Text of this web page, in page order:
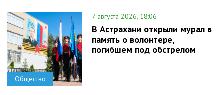
Общество
7 августа 2026, 18:06
В Астрахани открыли мурал в
память о волонтере,
погибшем под обстрелом